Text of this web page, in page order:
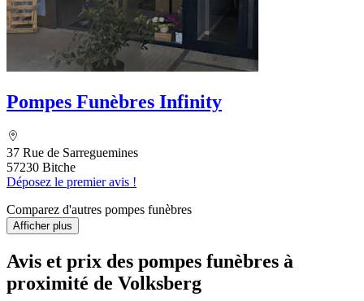
Pompes Funèbres Infinity
37 Rue de Sarreguemines
57230 Bitche
Déposez le premier avis !
Comparez d'autres pompes funèbres
Afficher plus
Avis et prix des pompes funèbres à
proximité de Volksberg